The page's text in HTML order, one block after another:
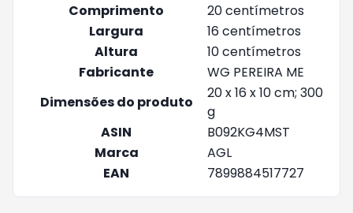
Comprimento
‎20 centímetros
Largura
‎16 centímetros
Altura
‎10 centímetros
Fabricante
‎WG PEREIRA ME
Dimensões do produto
‎20 x 16 x 10 cm; 300
g
ASIN
‎B092KG4MST
Marca
‎AGL
EAN
‎7899884517727